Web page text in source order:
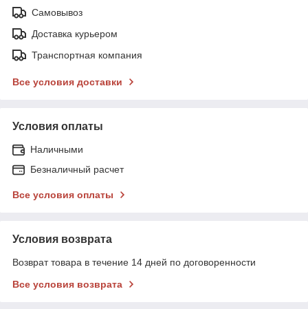
Самовывоз
Доставка курьером
Транспортная компания
Все условия доставки
Условия оплаты
Наличными
Безналичный расчет
Все условия оплаты
Условия возврата
Возврат товара в течение 14 дней по договоренности
Все условия возврата